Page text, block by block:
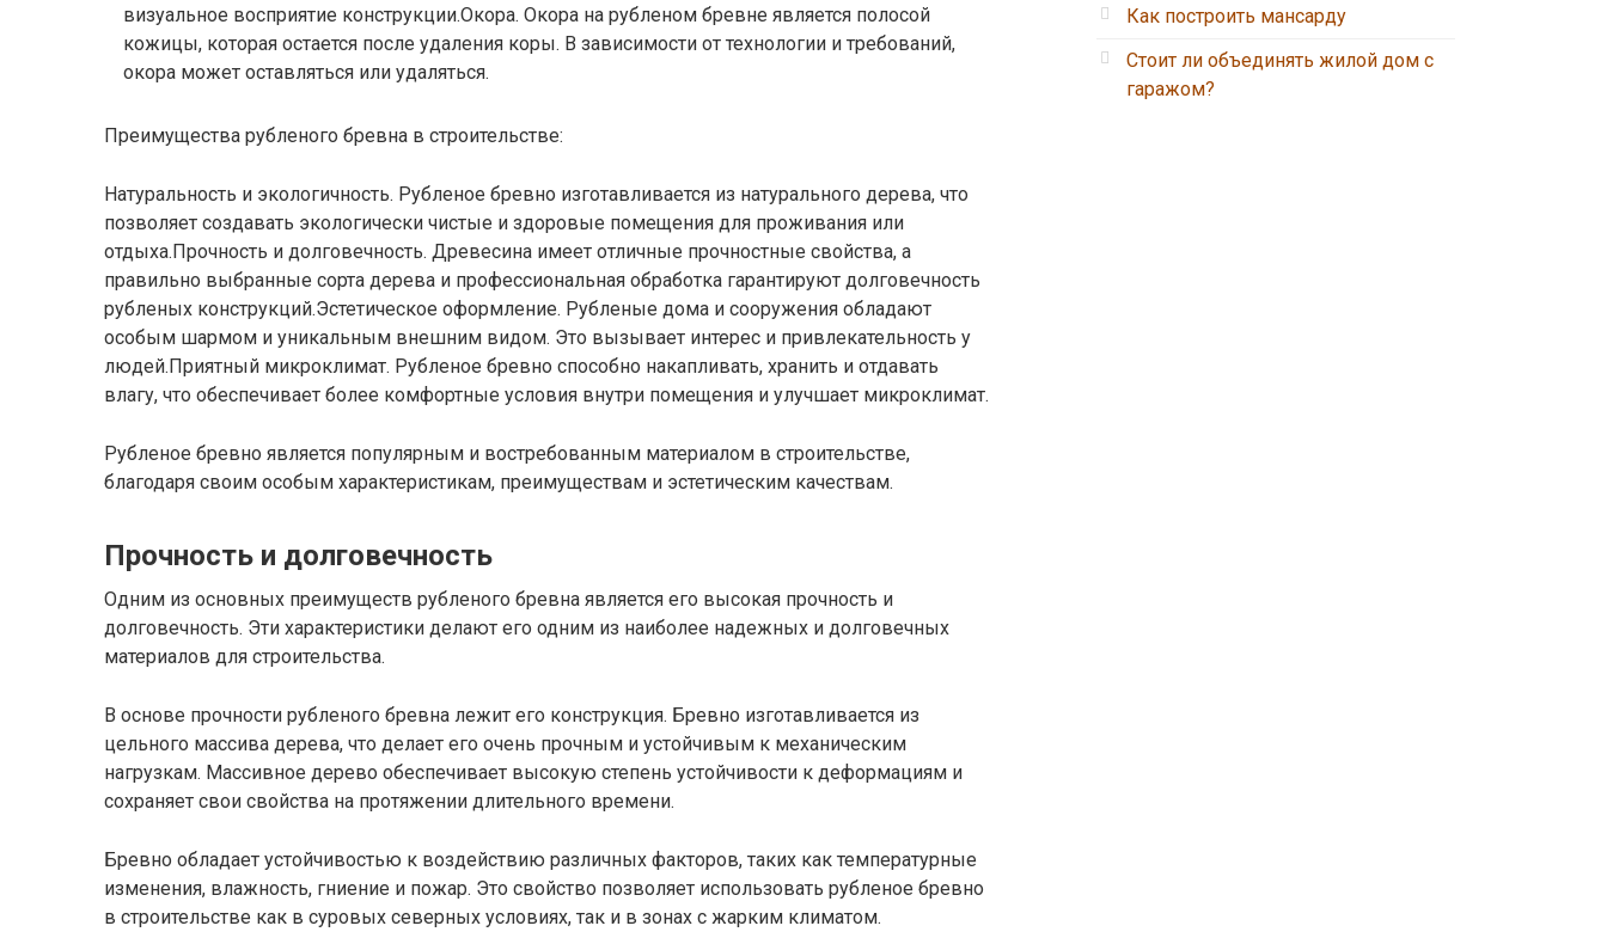
визуальное восприятие конструкции.Окора. Окора на рубленом бревне является полосой
кожицы, которая остается после удаления коры. В зависимости от технологии и требований,
окора может оставляться или удаляться.
Преимущества рубленого бревна в строительстве:
Натуральность и экологичность. Рубленое бревно изготавливается из натурального дерева, что
позволяет создавать экологически чистые и здоровые помещения для проживания или
отдыха.Прочность и долговечность. Древесина имеет отличные прочностные свойства, а
правильно выбранные сорта дерева и профессиональная обработка гарантируют долговечность
рубленых конструкций.Эстетическое оформление. Рубленые дома и сооружения обладают
особым шармом и уникальным внешним видом. Это вызывает интерес и привлекательность у
людей.Приятный микроклимат. Рубленое бревно способно накапливать, хранить и отдавать
влагу, что обеспечивает более комфортные условия внутри помещения и улучшает микроклимат.
Рубленое бревно является популярным и востребованным материалом в строительстве,
благодаря своим особым характеристикам, преимуществам и эстетическим качествам.
Прочность и долговечность
Одним из основных преимуществ рубленого бревна является его высокая прочность и
долговечность. Эти характеристики делают его одним из наиболее надежных и долговечных
материалов для строительства.
В основе прочности рубленого бревна лежит его конструкция. Бревно изготавливается из
цельного массива дерева, что делает его очень прочным и устойчивым к механическим
нагрузкам. Массивное дерево обеспечивает высокую степень устойчивости к деформациям и
сохраняет свои свойства на протяжении длительного времени.
Бревно обладает устойчивостью к воздействию различных факторов, таких как температурные
изменения, влажность, гниение и пожар. Это свойство позволяет использовать рубленое бревно
в строительстве как в суровых северных условиях, так и в зонах с жарким климатом.
Как построить мансарду
Стоит ли объединять жилой дом с
гаражом?